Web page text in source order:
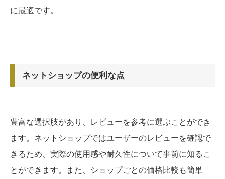
に最適です。
ネットショップの便利な点
豊富な選択肢があり、レビューを参考に選ぶことができ
ます。ネットショップではユーザーのレビューを確認で
きるため、実際の使用感や耐久性について事前に知るこ
とができます。また、ショップごとの価格比較も簡単